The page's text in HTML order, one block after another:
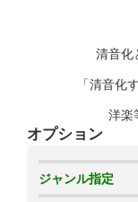
清音化
「清音化
洋楽
オプション
ジャンル指定